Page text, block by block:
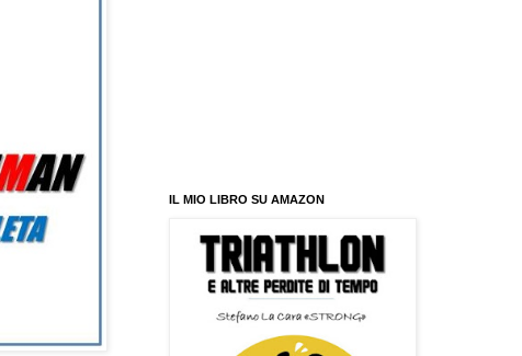
IL MIO LIBRO SU AMAZON